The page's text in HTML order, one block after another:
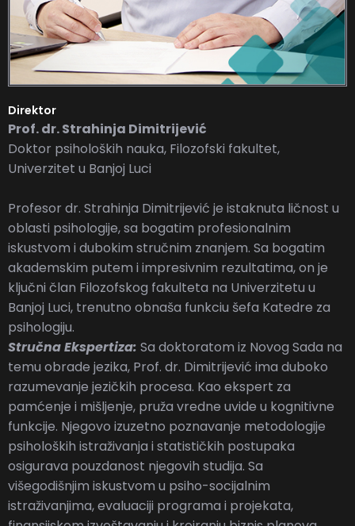
Direktor
Prof. dr. Strahinja Dimitrijević
Doktor psiholoških nauka, Filozofski fakultet,
Univerzitet u Banjoj Luci
Profesor dr. Strahinja Dimitrijević je istaknuta ličnost u
oblasti psihologije, sa bogatim profesionalnim
iskustvom i dubokim stručnim znanjem. Sa bogatim
akademskim putem i impresivnim rezultatima, on je
ključni član Filozofskog fakulteta na Univerzitetu u
Banjoj Luci, trenutno obnaša funkciu šefa Katedre za
psihologiju.
Stručna Ekspertiza: Sa doktoratom iz Novog Sada na
temu obrade jezika, Prof. dr. Dimitrijević ima duboko
razumevanje jezičkih procesa. Kao ekspert za
pamćenje i mišljenje, pruža vredne uvide u kognitivne
funkcije. Njegovo izuzetno poznavanje metodologije
psiholoških istraživanja i statističkih postupaka
osigurava pouzdanost njegovih studija. Sa
višegodišnjim iskustvom u psiho-socijalnim
istraživanjima, evaluaciji programa i projekata,